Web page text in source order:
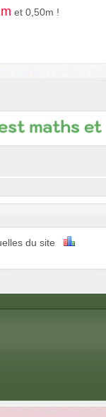
et 0,50m !
du site